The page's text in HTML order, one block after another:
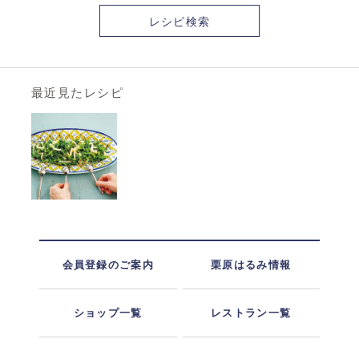
レシピ検索
最近見たレシピ
会員登録のご案内 栗原はるみ情報
ショップ一覧 レストラン一覧